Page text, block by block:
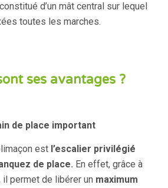
d’un mât central sur lequel
toutes les marches.
ses avantages ?
de place important
est l’escalier privilégié
de place. En effet, grâce à
il permet de libérer un maximum